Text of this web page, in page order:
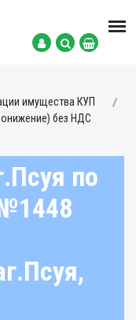
имущества КУП
без НДС
по